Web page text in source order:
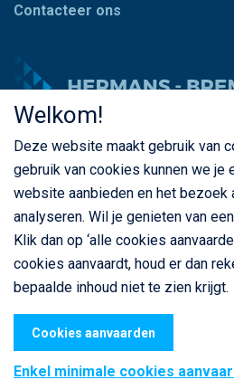
Contacteer ons
© Copyright Hermans - Brems
voorbehouden
Privacybeleid
webdesign© Sanmax Projects
Welkom!
Deze website maakt gebruik van
gebruik van cookies kunnen we je
website aanbieden en het bezoek
analyseren. Wil je genieten van
Klik dan op ‘alle cookies
cookies aanvaardt, houd er dan
bepaalde inhoud niet te zien krijgt.
Cookies aanvaarden
Enkel minimale cookies